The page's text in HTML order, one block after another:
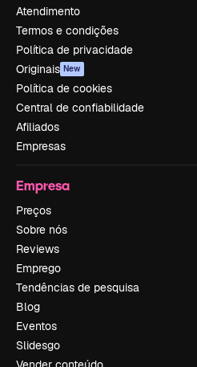
Atendimento
Termos e condições
Política de privacidade
Originais New
Política de cookies
Central de confiabilidade
Afiliados
Empresas
Empresa
Preços
Sobre nós
Reviews
Emprego
Tendências de pesquisa
Blog
Eventos
Slidesgo